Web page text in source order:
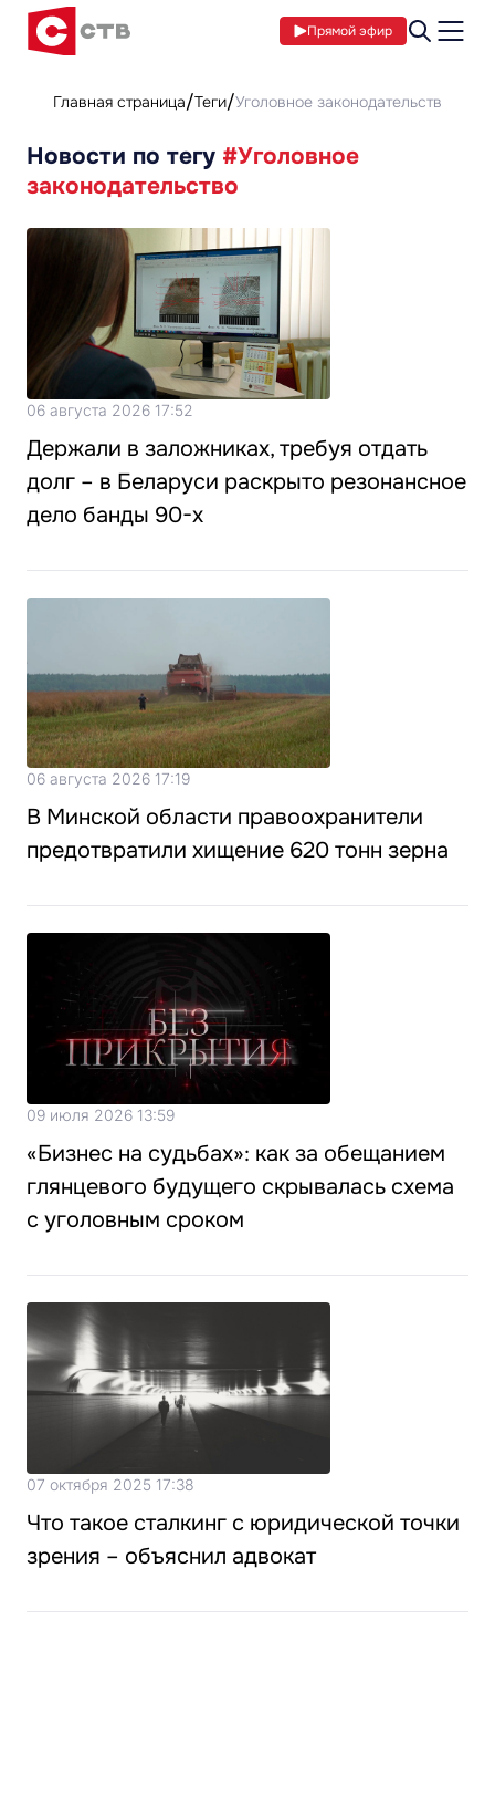
Прямой эфир
Главная страница Теги Уголовное законодательство
Новости по тегу #Уголовное
законодательство
06 августа 2026 17:52
Держали в заложниках, требуя отдать
долг – в Беларуси раскрыто резонансное
дело банды 90-х
06 августа 2026 17:19
В Минской области правоохранители
предотвратили хищение 620 тонн зерна
09 июля 2026 13:59
«Бизнес на судьбах»: как за обещанием
глянцевого будущего скрывалась схема
с уголовным сроком
07 октября 2025 17:38
Что такое сталкинг с юридической точки
зрения – объяснил адвокат